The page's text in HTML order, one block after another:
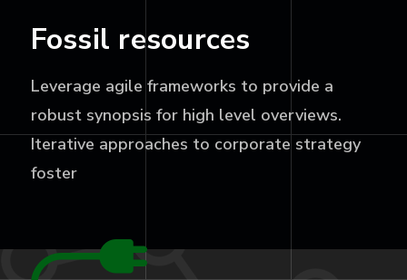
Fossil resources
Leverage agile frameworks to provide a
robust synopsis for high level overviews.
Iterative approaches to corporate strategy
foster